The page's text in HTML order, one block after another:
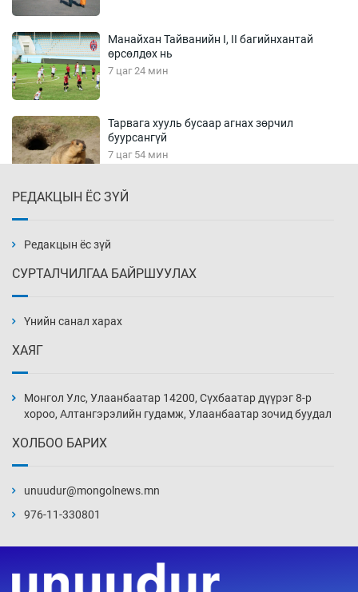
Манайхан Тайванийн I, II багийнхантай
өрсөлдөх нь
7 цаг 24 мин
Тарвага хууль бусаар агнах зөрчил
буурсангүй
7 цаг 54 мин
8 цаг 24 мин
8 цаг 54 мин
9 цаг 24 мин
хэмжээг шинэчлэн тогтоох нь
10 цаг 24 мин
РЕДАКЦЫН ЁС ЗҮЙ
Редакцын ёс зүй
СУРТАЛЧИЛГАА БАЙРШУУЛАХ
Үнийн санал харах
ХАЯГ
Монгол Улс, Улаанбаатар 14200, Сүхбаатар дүүрэг 8-р
хороо, Алтангэрэлийн гудамж, Улаанбаатар зочид буудал
ХОЛБОО БАРИХ
unuudur@mongolnews.mn
976-11-330801